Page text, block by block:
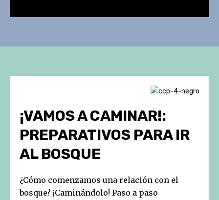
¡VAMOS A CAMINAR!:
PREPARATIVOS PARA IR
AL BOSQUE
¿Cómo comenzamos una relación con el
bosque? ¡Caminándolo! Paso a paso